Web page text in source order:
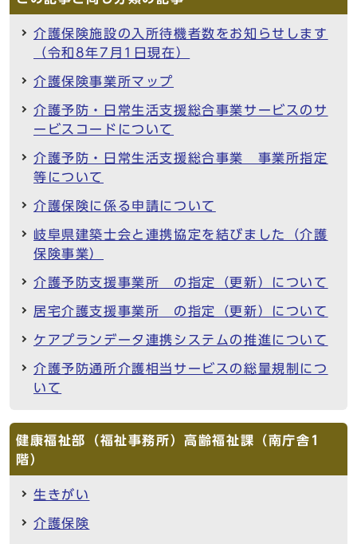
介護保険施設の入所待機者数をお知らせします
（令和8年7月1日現在）
介護保険事業所マップ
介護予防・日常生活支援総合事業サービスのサ
ービスコードについて
介護予防・日常生活支援総合事業 事業所指定
等について
介護保険に係る申請について
岐阜県建築士会と連携協定を結びました（介護
保険事業）
介護予防支援事業所 の指定（更新）について
居宅介護支援事業所 の指定（更新）について
ケアプランデータ連携システムの推進について
介護予防通所介護相当サービスの総量規制につ
いて
健康福祉部（福祉事務所）高齢福祉課（南庁舎1
階）
生きがい
介護保険